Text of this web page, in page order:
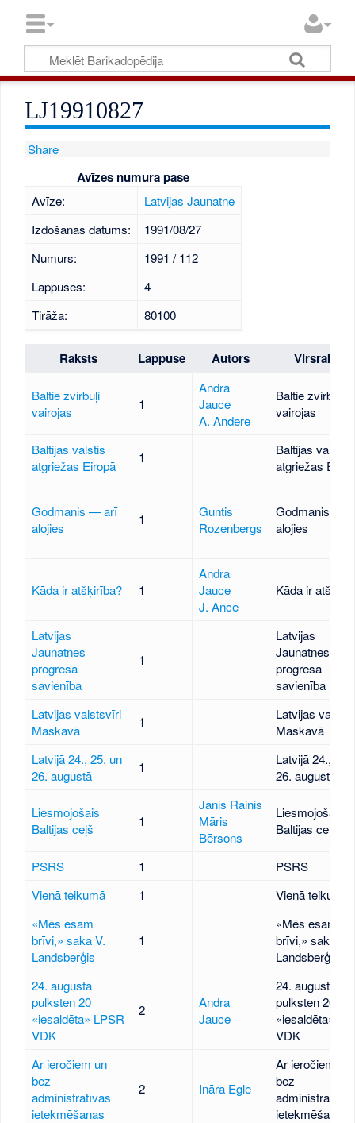
LJ19910827
Share
Avīzes numura pase
Avīze:
Latvijas Jaunatne
Izdošanas datums:
1991/08/27
Numurs:
1991 / 112
Lappuses:
4
Tirāža:
80100
Raksts Lappuse Autors Virsraksts
Baltie zvirbuļi
vairojas
1
Andra
Jauce
A. Andere
Baltie zvirbuļi
vairojas
Baltijas valstis
atgriežas Eiropā
1
Baltijas valstis
atgriežas
Godmanis — arī
alojies
1
Guntis
Rozenbergs
Godmanis —
alojies
Kāda ir atšķirība? 1
Andra
Jauce
J. Ance
Kāda ir
Latvijas
Jaunatnes
progresa
savienība
1
Latvijas
Jaunatnes
progresa
savienība
Latvijas valstsvīri
Maskavā
1
Latvijas
Maskavā
Latvijā 24., 25. un
26. augustā
1
Latvijā 24., 25.
26. augustā
Liesmojošais
Baltijas ceļš
1
Jānis Rainis
Māris
Bērsons
Liesmojošais
Baltijas ceļš
PSRS 1
PSRS
Vienā teikumā
1
Vienā teikumā
«Mēs esam
brīvi,» saka V.
Landsberģis
1
«Mēs esam
brīvi,» saka V.
Landsberģis
24. augustā
pulksten 20
«iesaldēta» LPSR
VDK
2
Andra
Jauce
24. augustā
pulksten 20
«iesaldēta»
VDK
Ar ieročiem un
bez
administratīvas
ietekmēšanas
2 Ināra Egle
Ar ieročiem un
bez
administratīvas
ietekmēšanas